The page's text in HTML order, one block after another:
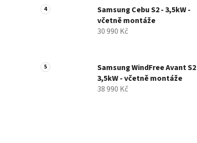
Samsung Cebu S2 - 3,5kW -
včetně montáže
30 990 Kč
Samsung WindFree Avant S2
3,5kW - včetně montáže
38 990 Kč